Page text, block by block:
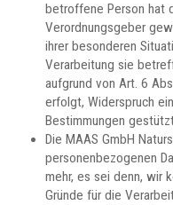
betroffene Person hat
Verordnungsgeber
ihrer besonderen
Verarbeitung sie
aufgrund von Art. 6
erfolgt, Widerspruch
Bestimmungen
Die MAAS GmbH
personenbezogenen
mehr, es sei denn, wir
Gründe für die